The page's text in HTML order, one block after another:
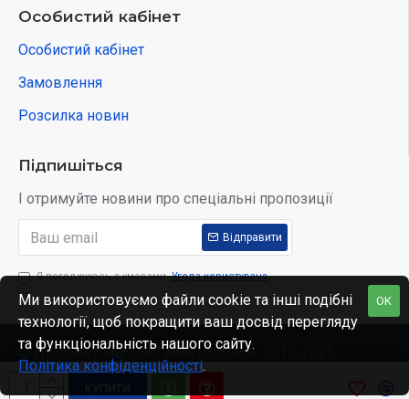
КУПИТИ
Особистий кабінет
Особистий кабінет
Замовлення
Розсилка новин
Підпишіться
І отримуйте новини про спеціальні пропозиції
Відправити
Я погоджуюсь з умовами Угода користувача
© Интернет-магазин www.skidka.ua, 2012-2025.
OK
Ми використовуємо файли cookie та інші подібні
технології, щоб покращити ваш досвід перегляду
та функціональність нашого сайту.
Політика конфіденційності.